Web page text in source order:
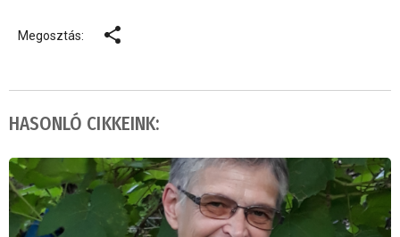
Megosztás:
HASONLÓ CIKKEINK: